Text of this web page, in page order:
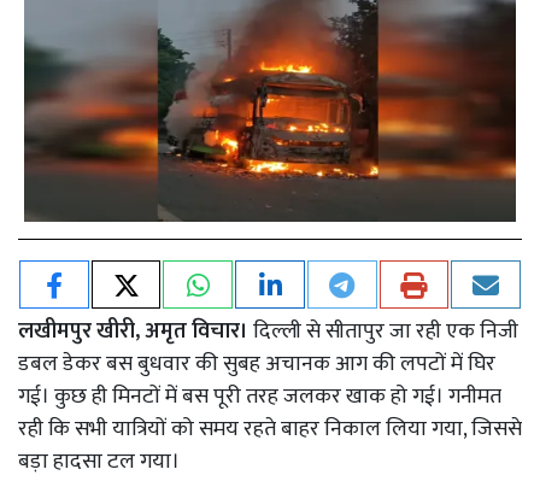
लखीमपुर खीरी, अमृत विचार। दिल्ली से सीतापुर जा रही एक निजी
डबल डेकर बस बुधवार की सुबह अचानक आग की लपटों में घिर
गई। कुछ ही मिनटों में बस पूरी तरह जलकर खाक हो गई। गनीमत
रही कि सभी यात्रियों को समय रहते बाहर निकाल लिया गया, जिससे
बड़ा हादसा टल गया।